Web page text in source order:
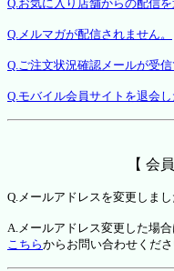
Q.お気に入り店舗からの配信
Q.メルマガが配信されません。
Q.ご注文状況確認メールが受信
Q.モバイル会員サイトを退会し
【 会
Q.メールアドレスを変更しまし
A.メールアドレス変更した場合
こちらからお問い合わせくださ